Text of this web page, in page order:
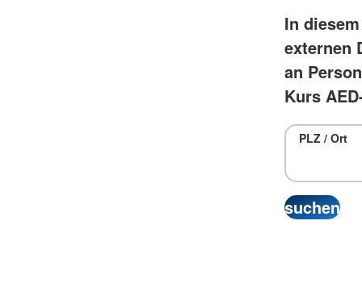
In
externen
an
Kurs
PLZ / Ort